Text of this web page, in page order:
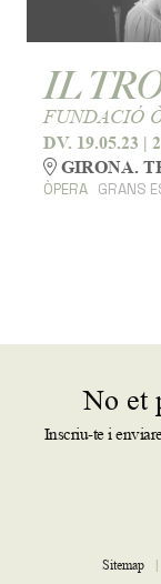
IL
FUNDACIÓ
DV. 19.05.23 |
GIRONA.
ÒPERA GRANS
No et
Inscriu-te i
Sitemap |